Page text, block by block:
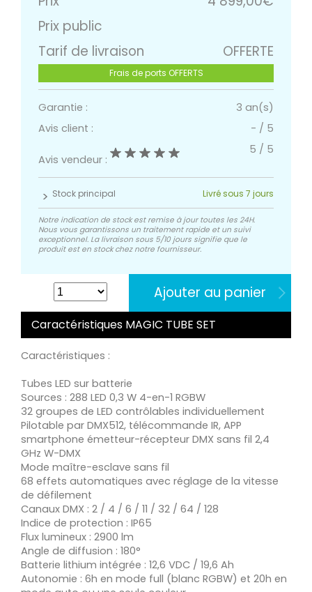
Prix public
Tarif de livraison
OFFERTE
Frais de ports OFFERTS
Garantie :
3 an(s)
Avis client :
- / 5
Avis vendeur :
5 / 5
Stock principal Livré sous 7 jours
Notre indication de stock est remise à jour toutes les 24H.
Nous vous garantissons un traitement rapide et un suivi
exceptionnel. La livraison sous 5/10 jours signifie que le
produit est en stock chez notre fournisseur.
Ajouter au panier
Caractéristiques MAGIC TUBE SET
Caractéristiques :
Tubes LED sur batterie
Sources : 288 LED 0,3 W 4-en-1 RGBW
32 groupes de LED contrôlables individuellement
Pilotable par DMX512, télécommande IR, APP
smartphone émetteur-récepteur DMX sans fil 2,4
GHz W-DMX
Mode maître-esclave sans fil
68 effets automatiques avec réglage de la vitesse
de défilement
Canaux DMX : 2 / 4 / 6 / 11 / 32 / 64 / 128
Indice de protection : IP65
Flux lumineux : 2900 lm
Angle de diffusion : 180°
Batterie lithium intégrée : 12,6 VDC / 19,6 Ah
Autonomie : 6h en mode full (blanc RGBW) et 20h en